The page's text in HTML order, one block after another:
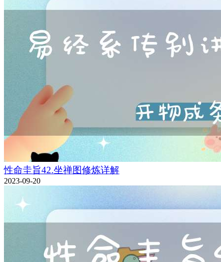
性命圭旨42.坐禅图修炼详解
2023-09-20